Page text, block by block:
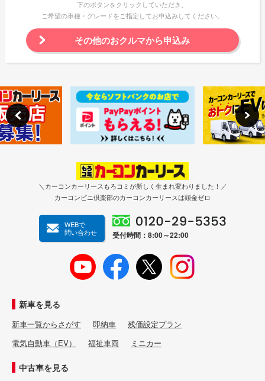
下のボタンをクリックしていただき、
ご希望の車種・グレードをご指定してお申込みしてください。
その他のおクルマから申込み
＼カーコンカーリースもろコミが新しく生まれ変わりました！／
カーコンビニ倶楽部のカーコンカーリースは頭金ゼロ
WEBで
問い合わせ
受付時間：8:00～22:00
新車を見る
新車一覧からさがす 即納車
残価設定プラン
電気自動車（EV）
福祉車両 ミニカー
中古車を見る